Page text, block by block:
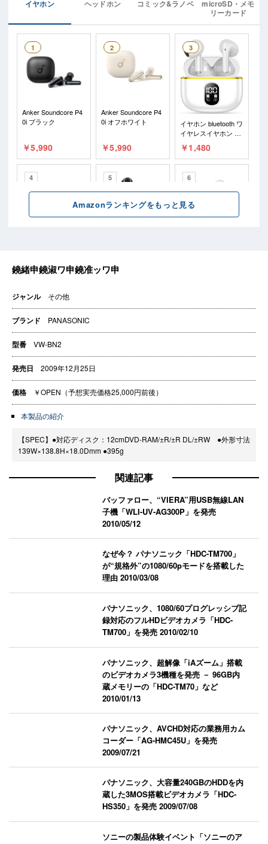
ジャンル その他
ブランド PANASONIC
型番 VW-BN2
発売日 2009年12月25日
価格 ￥OPEN（予想実売価格25,000円前後）
本製品の紹介
【SPEC】●対応ディスク：12cmDVD-RAM/±R/±R DL/±RW ●外形寸法
139W×138.8H×18.0Dmm ●395g
関連記事
バッファロー、“VIERA”用USB無線LAN
子機「WLI-UV-AG300P」を発売
2010/05/12
なぜ今？ パナソニック「HDC-TM700」
が“規格外”の1080/60pモードを搭載した
理由2010/03/08
パナソニック、1080/60プログレッシブ記
録対応のフルHDビデオカメラ「HDC-
TM700」を発売2010/02/10
パナソニック、超解像「iAズーム」搭載
のビデオカメラ3機種を発売 － 96GB内
蔵メモリーの「HDC-TM70」など
2010/01/13
パナソニック、AVCHD対応の業務用カム
コーダー「AG-HMC45U」を発売
2009/07/21
パナソニック、大容量240GBのHDDを内
蔵した3MOS搭載ビデオカメラ「HDC-
HS350」を発売2009/07/08
ソニーの製品体験イベント「ソニーのア